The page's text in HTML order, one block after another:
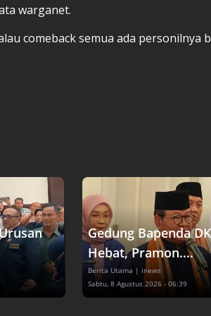
warganet.
comeback semua ada personilnya
Gedung Bapenda
Hebat, Pramon....
Berita Utama | inews
Sabtu, 8 Agustus 2026 - 06:39